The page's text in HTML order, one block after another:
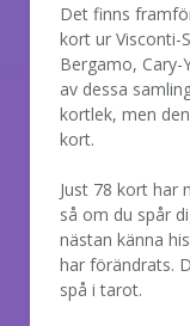
Det finns
kort ur Visconti-
Bergamo, Cary-
av dessa
kortlek, men
kort.
Just 78 kort har
så om du spår
nästan känna
har förändrats.
spå i tarot.